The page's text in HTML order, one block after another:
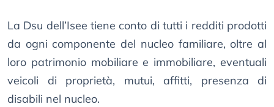
La Dsu dell’Isee tiene conto di tutti i redditi prodotti
da ogni componente del nucleo familiare, oltre al
loro patrimonio mobiliare e immobiliare, eventuali
veicoli di proprietà, mutui, affitti, presenza di
disabili nel nucleo.